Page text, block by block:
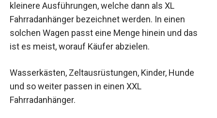
kleinere Ausführungen, welche dann als XL
Fahrradanhänger bezeichnet werden. In einen
solchen Wagen passt eine Menge hinein und das
ist es meist, worauf Käufer abzielen.
Wasserkästen, Zeltausrüstungen, Kinder, Hunde
und so weiter passen in einen XXL
Fahrradanhänger.